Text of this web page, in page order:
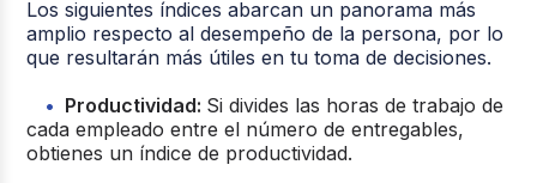
Los siguientes índices abarcan un panorama más
amplio respecto al desempeño de la persona, por lo
que resultarán más útiles en tu toma de decisiones.
Productividad: Si divides las horas de trabajo de
cada empleado entre el número de entregables,
obtienes un índice de productividad.